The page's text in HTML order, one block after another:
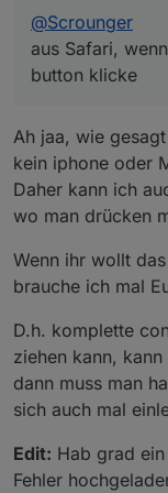
@Scrounger
aus Safari,
button klicke
Ah jaa, wie
kein iphone oder
Daher kann ich
wo man drücken
Wenn ihr wollt
brauche ich mal
D.h. komplette
ziehen kann,
dann muss man
sich auch mal
Edit: Hab grad
Fehler